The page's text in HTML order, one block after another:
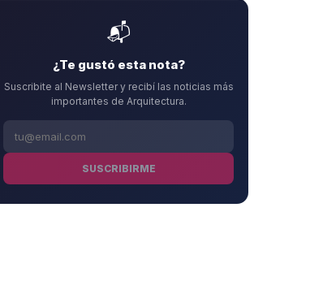
📬
¿Te gustó esta nota?
Suscribite al Newsletter y recibí las noticias más
importantes de Arquitectura.
SUSCRIBIRME